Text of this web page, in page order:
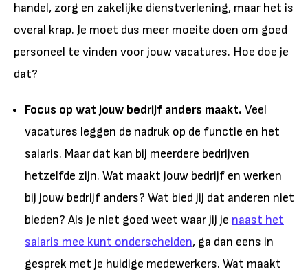
handel, zorg en zakelijke dienstverlening, maar het is
overal krap. Je moet dus meer moeite doen om goed
personeel te vinden voor jouw vacatures. Hoe doe je
dat?
Focus op wat jouw bedrijf anders maakt. Veel
vacatures leggen de nadruk op de functie en het
salaris. Maar dat kan bij meerdere bedrijven
hetzelfde zijn. Wat maakt jouw bedrijf en werken
bij jouw bedrijf anders? Wat bied jij dat anderen niet
bieden? Als je niet goed weet waar jij je naast het
salaris mee kunt onderscheiden, ga dan eens in
gesprek met je huidige medewerkers. Wat maakt